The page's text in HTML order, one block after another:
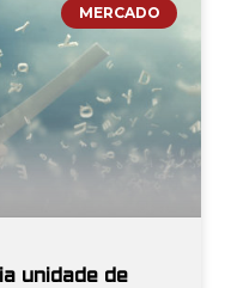
MERCADO
unidade de